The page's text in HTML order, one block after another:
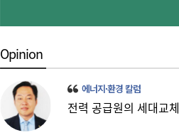
Opinion
에너지·환경 칼럼
전력 공급원의 세대교체